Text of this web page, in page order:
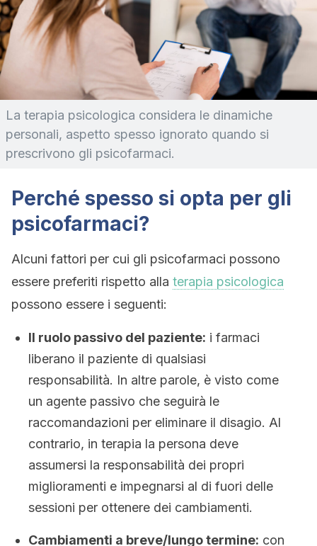
La terapia psicologica considera le dinamiche
personali, aspetto spesso ignorato quando si
prescrivono gli psicofarmaci.
Perché spesso si opta per gli
psicofarmaci?
Alcuni fattori per cui gli psicofarmaci possono
essere preferiti rispetto alla terapia psicologica
possono essere i seguenti:
Il ruolo passivo del paziente: i farmaci
liberano il paziente di qualsiasi
responsabilità. In altre parole, è visto come
un agente passivo che seguirà le
raccomandazioni per eliminare il disagio. Al
contrario, in terapia la persona deve
assumersi la responsabilità dei propri
miglioramenti e impegnarsi al di fuori delle
sessioni per ottenere dei cambiamenti.
Cambiamenti a breve/lungo termine: con